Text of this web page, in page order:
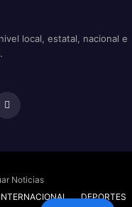
local, estatal, nacional e
Noticias
INTERNACIONAL DEPORTES